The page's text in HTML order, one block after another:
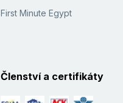
First Minute Egypt
Členství a certifikáty